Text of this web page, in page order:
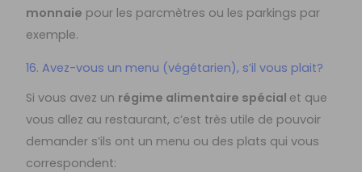
monnaie pour les parcmètres ou les parkings par
exemple.
16. Avez-vous un menu (végétarien), s’il vous plait?
Si vous avez un régime alimentaire spécial et que
vous allez au restaurant, c’est très utile de pouvoir
demander s’ils ont un menu ou des plats qui vous
correspondent: